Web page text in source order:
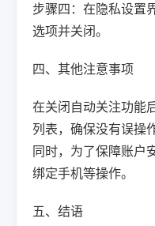
步骤四：在隐私设置
选项并关闭。
四、其他注意事项
在关闭自动关注功能
列表，确保没有误操
同时，为了保障账户
绑定手机等操作。
五、结语